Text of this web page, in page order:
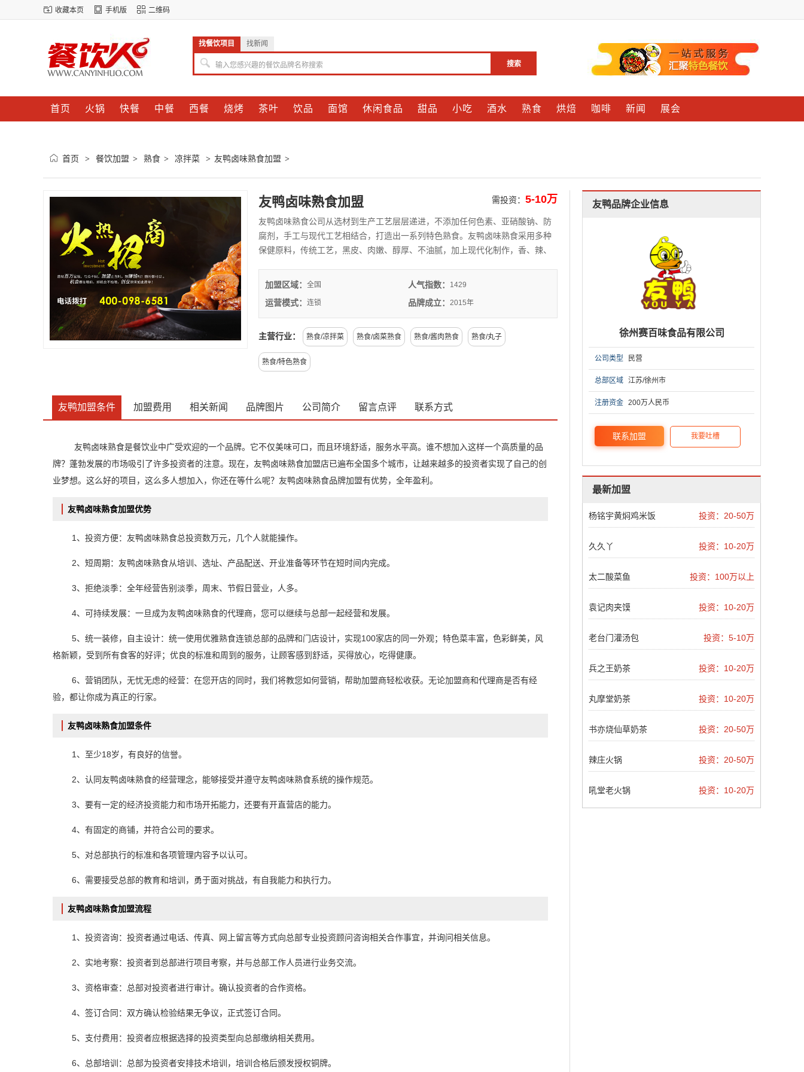
收藏本页 手机版 二维码
找餐饮项目 找新闻
输入您感兴趣的餐饮品牌名称搜索 搜索
首页 火锅 快餐 中餐 西餐 烧烤 茶叶 饮品 面馆 休闲食品 甜品 小吃 酒水 熟食 烘焙 咖啡 新闻 展会
首页 > 餐饮加盟 > 熟食 > 凉拌菜 > 友鸭卤味熟食加盟 >
友鸭卤味熟食加盟 需投资： 5-10万
友鸭卤味熟食公司从选材到生产工艺层层递进，不添加任何色素、亚硝酸钠、防
腐剂，手工与现代工艺相结合，打造出一系列特色熟食。友鸭卤味熟食采用多种
保健原料，传统工艺，黑皮、肉嫩、醇厚、不油腻，加上现代化制作，香、辣、
加盟区域： 全国 人气指数： 1429
运营模式： 连锁 品牌成立： 2015年
主营行业： 熟食/凉拌菜 熟食/卤菜熟食 熟食/酱肉熟食 熟食/丸子
熟食/特色熟食
友鸭加盟条件 加盟费用 相关新闻 品牌图片 公司简介 留言点评 联系方式
友鸭卤味熟食是餐饮业中广受欢迎的一个品牌。它不仅美味可口，而且环境舒适，服务水平高。谁不想加入这样一个高质量的品
牌？蓬勃发展的市场吸引了许多投资者的注意。现在，友鸭卤味熟食加盟店已遍布全国多个城市，让越来越多的投资者实现了自己的创
业梦想。这么好的项目，这么多人想加入，你还在等什么呢？友鸭卤味熟食品牌加盟有优势，全年盈利。
友鸭卤味熟食加盟优势
1、投资方便：友鸭卤味熟食总投资数万元，几个人就能操作。
2、短周期：友鸭卤味熟食从培训、选址、产品配送、开业准备等环节在短时间内完成。
3、拒绝淡季：全年经营告别淡季，周末、节假日营业，人多。
4、可持续发展：一旦成为友鸭卤味熟食的代理商，您可以继续与总部一起经营和发展。
5、统一装修，自主设计：统一使用优雅熟食连锁总部的品牌和门店设计，实现100家店的同一外观；特色菜丰富，色彩鲜美，风
格新颖，受到所有食客的好评；优良的标准和周到的服务，让顾客感到舒适，买得放心，吃得健康。
6、营销团队，无忧无虑的经营：在您开店的同时，我们将教您如何营销，帮助加盟商轻松收获。无论加盟商和代理商是否有经
验，都让你成为真正的行家。
友鸭卤味熟食加盟条件
1、至少18岁，有良好的信誉。
2、认同友鸭卤味熟食的经营理念，能够接受并遵守友鸭卤味熟食系统的操作规范。
3、要有一定的经济投资能力和市场开拓能力，还要有开直营店的能力。
4、有固定的商铺，并符合公司的要求。
5、对总部执行的标准和各项管理内容予以认可。
6、需要接受总部的教育和培训，勇于面对挑战，有自我能力和执行力。
友鸭卤味熟食加盟流程
1、投资咨询：投资者通过电话、传真、网上留言等方式向总部专业投资顾问咨询相关合作事宜，并询问相关信息。
2、实地考察：投资者到总部进行项目考察，并与总部工作人员进行业务交流。
3、资格审查：总部对投资者进行审计。确认投资者的合作资格。
4、签订合同：双方确认检验结果无争议，正式签订合同。
5、支付费用：投资者应根据选择的投资类型向总部缴纳相关费用。
6、总部培训：总部为投资者安排技术培训，培训合格后颁发授权铜牌。
友鸭品牌企业信息
徐州赛百味食品有限公司
公司类型 民营
总部区域 江苏/徐州市
注册资金 200万人民币
联系加盟 我要吐槽
最新加盟
投资：20-50万
杨铭宇黄焖鸡米饭
投资：10-20万
久久丫
投资：100万以上
太二酸菜鱼
投资：10-20万
袁记肉夹馍
投资：5-10万
老台门灌汤包
投资：10-20万
兵之王奶茶
投资：10-20万
丸摩堂奶茶
投资：20-50万
书亦烧仙草奶茶
投资：20-50万
辣庄火锅
投资：10-20万
吼堂老火锅